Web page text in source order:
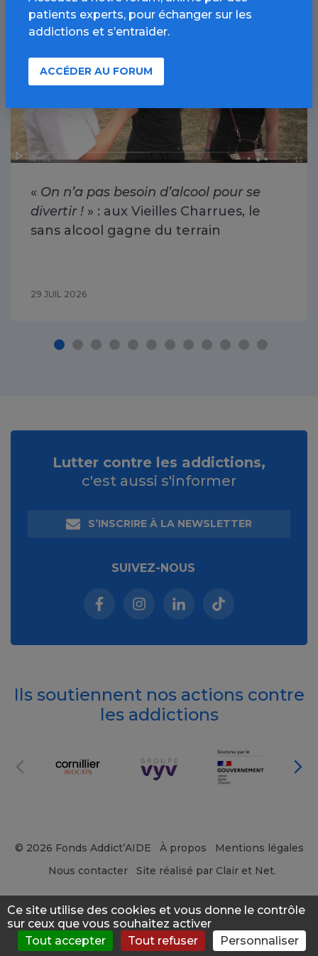
Menu S'évaluer Consulter Forum News
Alcool / Article
« On n’a pas besoin d’alcool pour se
divertir ! » : aux Vieilles Charrues, le
sans alcool gagne du terrain
29 JUIL 2026
patients experts, pour échanger sur les
addictions et s’entraider.
ACCÉDER AU FORUM
Lutter contre les addictions,
c'est aussi s'informer
S’INSCRIRE À LA NEWSLETTER
SUIVEZ-NOUS
Facebook (nouvelle fenêtre)
Instagram (nouvelle fenêtre)
Linkedin (nouvelle
Tiktok (nouvelle
Ils soutiennent nos actions contre
les addictions
© 2026 Fonds Addict’AIDE À propos
Mentions légales
Nous contacter
Site réalisé par Clair et Net.
Ce site utilise des cookies et vous donne le contrôle
sur ceux que vous souhaitez activer
Tout accepter
Tout refuser Personnaliser